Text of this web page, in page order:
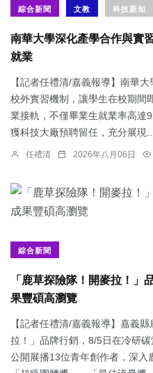
綜合新聞 文教 科技新知
南華大學深化產學合作與實
就業
【記者任禮清/嘉義報導】南華
校外實習機制，讓學生在校期間
業接軌，不僅畢業生就業率高達
獲科技大廠預聘留任，充分展現...
任禮清 2026年八月06日
綜合新聞
「鹿草探險隊！開麥拉！」
果豐碩高瀏覽
【記者任禮清/嘉義報導】嘉義
拉！」品牌行銷，8/5日在冷研
公開展播13位青年創作者，深入